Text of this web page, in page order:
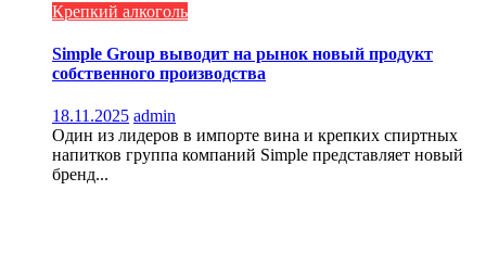
Крепкий алкоголь
Simple Group выводит на рынок новый продукт
собственного производства
18.11.2025 admin
Один из лидеров в импорте вина и крепких спиртных
напитков группа компаний Simple представляет новый
бренд...